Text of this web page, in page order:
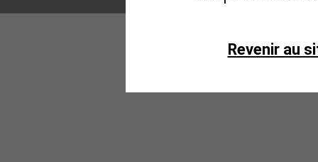
Revenir au